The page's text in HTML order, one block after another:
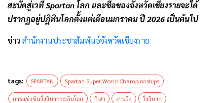
สะบัดสู่เวที Spartan โลก และชื่อของจังหวัดเชียงรายจะได้
ปรากฏอยู่ปฏิทินโลกตั้งแต่เดือนมกราคม ปี 2026 เป็นต้นไป
ข่าว สำนักงานประชาสัมพันธ์จังหวัดเชียงราย
tags: SPARTAN Spartan Super World Championships
การแข่งขันวิ่งวิบากระดับโลก กีฬา งานวิ่ง วิ่งวิบาก